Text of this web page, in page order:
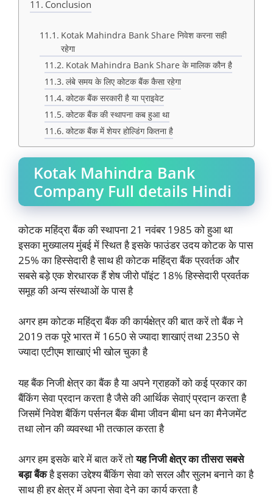
Conclusion
Kotak Mahindra Bank Share निवेश करना सही
रहेगा
Kotak Mahindra Bank Share के मालिक कौन है
लंबे समय के लिए कोटक बैंक कैसा रहेगा
कोटक बैंक सरकारी है या प्राइवेट
कोटक बैंक की स्थापना कब हुआ था
कोटक बैंक में शेयर होल्डिंग कितना है
Kotak Mahindra Bank
Company Full details Hindi
कोटक महिंद्रा बैंक की स्थापना 21 नवंबर 1985 को हुआ था
इसका मुख्यालय मुंबई में स्थित है इसके फाउंडर उदय कोटक के पास
25% का हिस्सेदारी है साथ ही कोटक महिंद्रा बैंक प्रवर्तक और
सबसे बड़े एक शेरधारक हैं शेष जीरो पॉइंट 18% हिस्सेदारी प्रवर्तक
समूह की अन्य संस्थाओं के पास है
अगर हम कोटक महिंद्रा बैंक की कार्यक्षेत्र की बात करें तो बैंक ने
2019 तक पूरे भारत में 1650 से ज्यादा शाखाएं तथा 2350 से
ज्यादा एटीएम शाखाएं भी खोल चुका है
यह बैंक निजी क्षेत्र का बैंक है या अपने ग्राहकों को कई प्रकार का
बैंकिंग सेवा प्रदान करता है जैसे की आर्थिक सेवाएं प्रदान करता है
जिसमें निवेश बैंकिंग पर्सनल बैंक बीमा जीवन बीमा धन का मैनेजमेंट
तथा लोन की व्यवस्था भी तत्काल करता है
अगर हम इसके बारे में बात करें तोयह निजी क्षेत्र का तीसरा सबसे
बड़ा बैंकहै इसका उद्देश्य बैंकिंग सेवा को सरल और सुलभ बनाने का है
साथ ही हर क्षेत्र में अपना सेवा देने का कार्य करता है